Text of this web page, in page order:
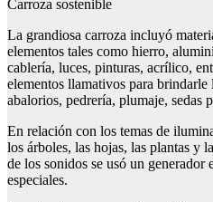
Carroza sostenible
La grandiosa carroza incluyó
elementos tales como hierro,
cablería, luces, pinturas, acrílico,
elementos llamativos para brindarle
abalorios, pedrería, plumaje, sedas
En relación con los temas de
los árboles, las hojas, las plantas y
de los sonidos se usó un generador
especiales.